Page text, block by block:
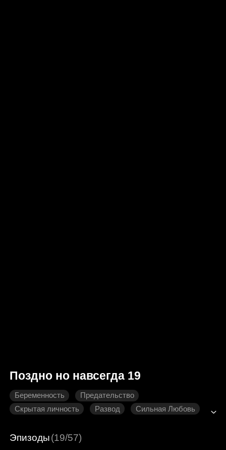
Поздно но навсегда 19
Беременность
Предательство
Скрытая личность
Развод
Сильная Любовь
Эпизоды(19/57)